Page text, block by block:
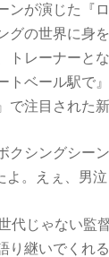
ンが演じた『
グの世界に身
トレーナーと
トベール駅で
で注目された
クシングシー
。えぇ、男
代じゃない監
り継いでくれ